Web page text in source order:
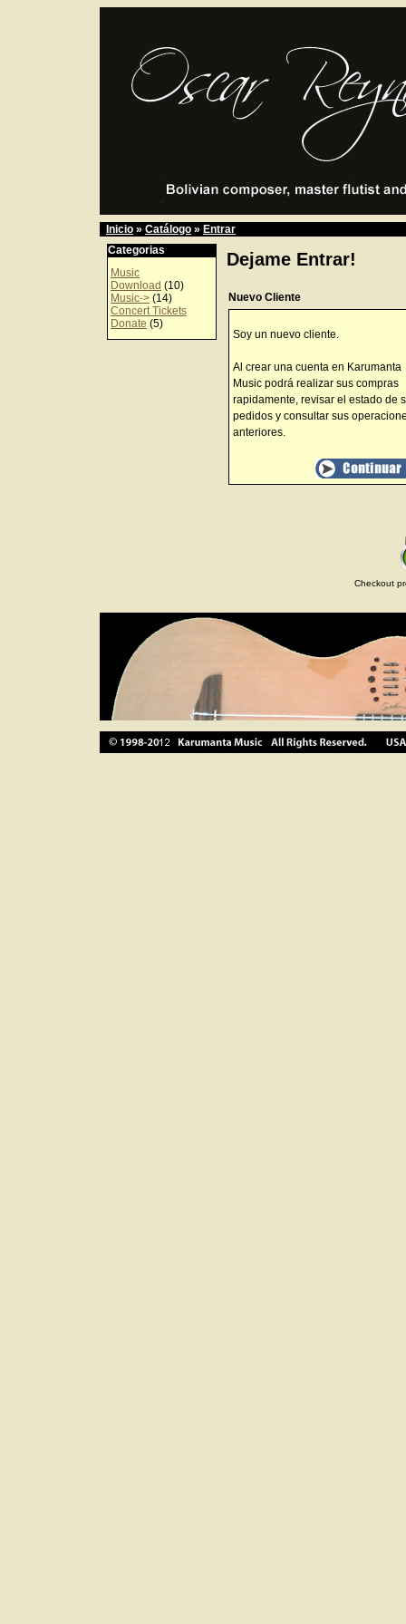
Inicio » Catálogo » Entrar
Categorias
Music
Download (10)
Music-> (14)
Concert Tickets
Donate (5)
Dejame Entrar!
Nuevo Cliente
Soy un nuevo cliente.
Al crear una cuenta en Karumanta
Music podrá realizar sus compras
rapidamente, revisar el estado de
pedidos y consultar sus
anteriores.
Checkout